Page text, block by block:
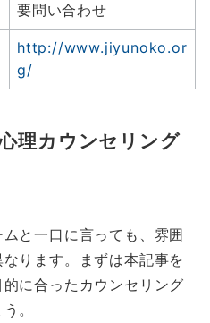
要問い合わせ
http://www.jiyunoko.or
g/
理カウンセリング
と一口に言っても、雰囲
ります。まずは本記事を
に合ったカウンセリング
。